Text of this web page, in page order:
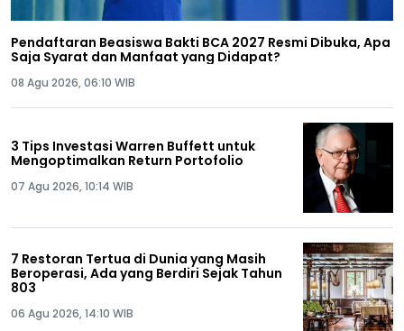
Pendaftaran Beasiswa Bakti BCA 2027 Resmi Dibuka, Apa
Saja Syarat dan Manfaat yang Didapat?
08 Agu 2026, 06:10 WIB
3 Tips Investasi Warren Buffett untuk
Mengoptimalkan Return Portofolio
07 Agu 2026, 10:14 WIB
7 Restoran Tertua di Dunia yang Masih
Beroperasi, Ada yang Berdiri Sejak Tahun
803
06 Agu 2026, 14:10 WIB